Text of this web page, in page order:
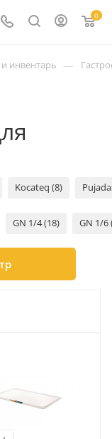
0
инвентарь —
Kocateq (8)
GN 1/4 (18) GN 1/6